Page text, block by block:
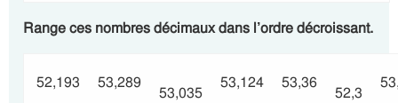
Range ces nombres décimaux dans l’ordre décroissant.
52,193 53,289
53,035
53,124 53,36
52,3